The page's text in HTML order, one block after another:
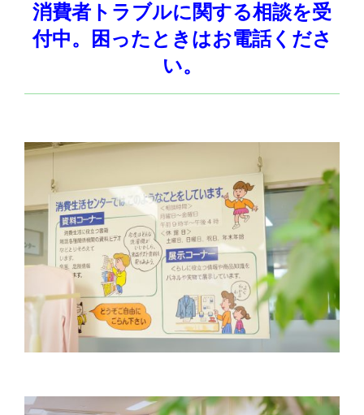
消費者トラブルに関する相談を受
付中。困ったときはお電話くださ
い。